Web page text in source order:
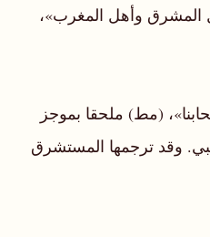
المشرق وأهل المغرب»،
(مط) ملحقا بموجز
وقد ترجمها المستشرق